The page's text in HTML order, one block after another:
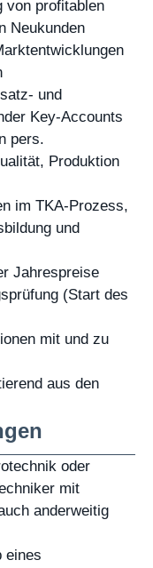
von profitablen
Neukunden
und
Key-Accounts
pers.
Produktion
im TKA-Prozess,
und
Jahrespreise
(Start des
mit und zu
aus den
oder
mit
anderweitig
eines